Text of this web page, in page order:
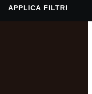
APPLICA FILTRI